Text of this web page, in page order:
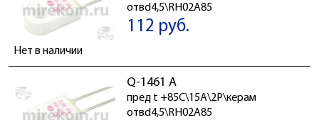
отвd4,5\RH02A85
112 руб.
Нет в наличии
Q-1461 A
пред t +85C\15А\2P\керам
отвd4,5\RH02A85